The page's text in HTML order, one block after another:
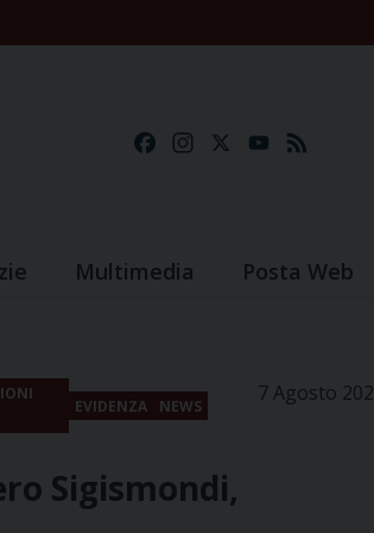
FacebookInstagramYouTube
Multimedia Posta Web
EVIDENZA NEWS
7 Agosto
Sigismondi,